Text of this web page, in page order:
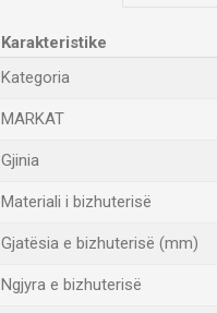
Karakteristike
Kategoria
MARKAT
Gjinia
Materiali i bizhuterisë
Gjatësia e bizhuterisë (mm)
Ngjyra e bizhuterisë